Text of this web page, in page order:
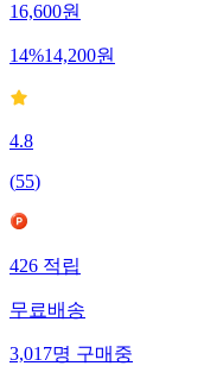
16,600원
14%14,200원
4.8
(55)
426 적립
무료배송
3,017명 구매중